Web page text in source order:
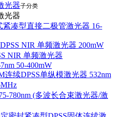
光器子分类
光器
紧凑型直接二极管激光器 16-
NIR 单频激光器 200mW
NIR 单频激光器
50-400mW
连续DPSS单纵模激光器 532nm
780nm (多波长合束激光器/激